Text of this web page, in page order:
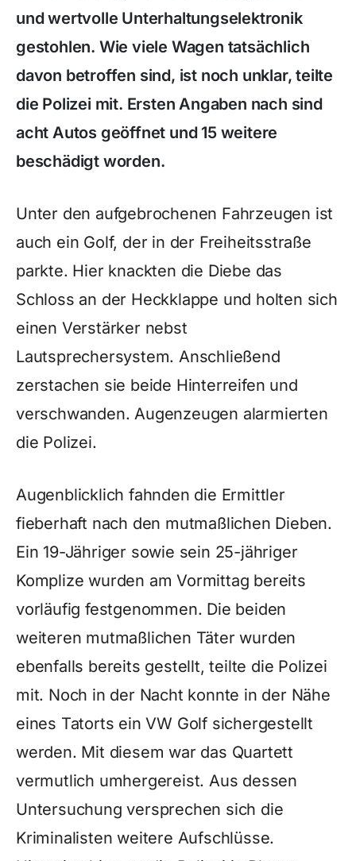
und wertvolle Unterhaltungselektronik
gestohlen. Wie viele Wagen tatsächlich
davon betroffen sind, ist noch unklar, teilte
die Polizei mit. Ersten Angaben nach sind
acht Autos geöffnet und 15 weitere
beschädigt worden.
Unter den aufgebrochenen Fahrzeugen ist
auch ein Golf, der in der Freiheitsstraße
parkte. Hier knackten die Diebe das
Schloss an der Heckklappe und holten sich
einen Verstärker nebst
Lautsprechersystem. Anschließend
zerstachen sie beide Hinterreifen und
verschwanden. Augenzeugen alarmierten
die Polizei.
Augenblicklich fahnden die Ermittler
fieberhaft nach den mutmaßlichen Dieben.
Ein 19-Jähriger sowie sein 25-jähriger
Komplize wurden am Vormittag bereits
vorläufig festgenommen. Die beiden
weiteren mutmaßlichen Täter wurden
ebenfalls bereits gestellt, teilte die Polizei
mit. Noch in der Nacht konnte in der Nähe
eines Tatorts ein VW Golf sichergestellt
werden. Mit diesem war das Quartett
vermutlich umhergereist. Aus dessen
Untersuchung versprechen sich die
Kriminalisten weitere Aufschlüsse.